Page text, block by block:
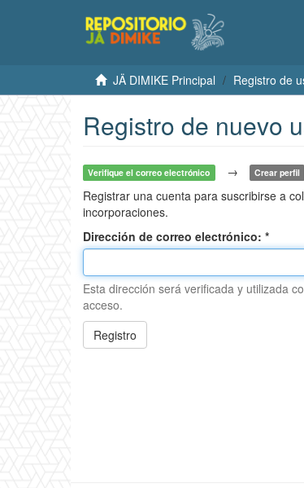
JÄ DIMIKE Principal Registro de
Registro de nuevo
Verifique el correo electrónico → Crear perfil
Registrar una cuenta para suscribirse a
incorporaciones.
Dirección de correo electrónico:
Esta dirección será verificada y utilizada
acceso.
Registro